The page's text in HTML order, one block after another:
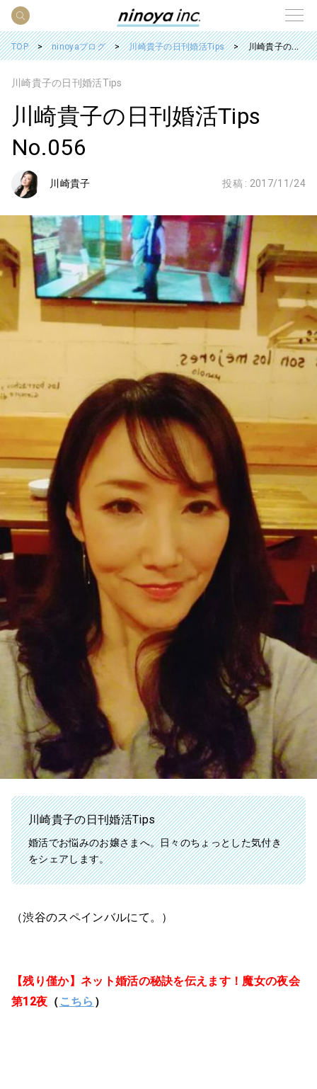
TOP ninoyaブログ 川崎貴子の日刊婚活Tips 川崎貴子の日刊婚活Tips No.056
川崎貴子の日刊婚活Tips
川崎貴子の日刊婚活Tips
No.056
川崎貴子 投稿 : 2017/11/24
川崎貴子の日刊婚活Tips
婚活でお悩みのお嬢さまへ。日々のちょっとした気付き
をシェアします。
（渋谷のスペインバルにて。）
【残り僅か】ネット婚活の秘訣を伝えます！魔女の夜会
第12夜 （ こちら ）